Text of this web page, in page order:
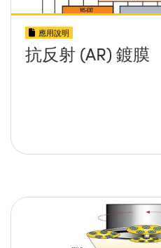
應用說明
抗反射 (AR) 鍍膜